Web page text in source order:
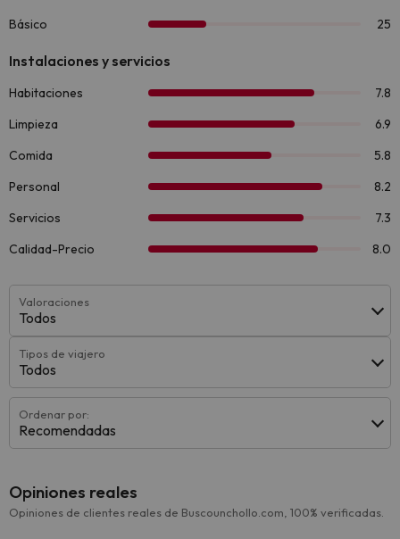
Valoraciones
Todos
Tipos de viajero
Todos
Ordenar por:
Recomendadas
Opiniones reales
Opiniones de clientes reales de Buscounchollo.com, 100% verificadas.